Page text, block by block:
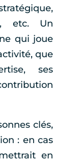
etc. Un
qui joue
que
ses
clés,
: en cas
en